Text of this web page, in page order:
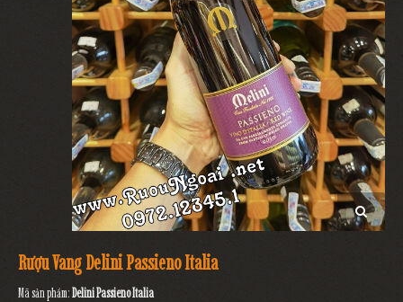
Rượu Vang Delini Passieno Italia
Mã sản phẩm:Delini Passieno Italia